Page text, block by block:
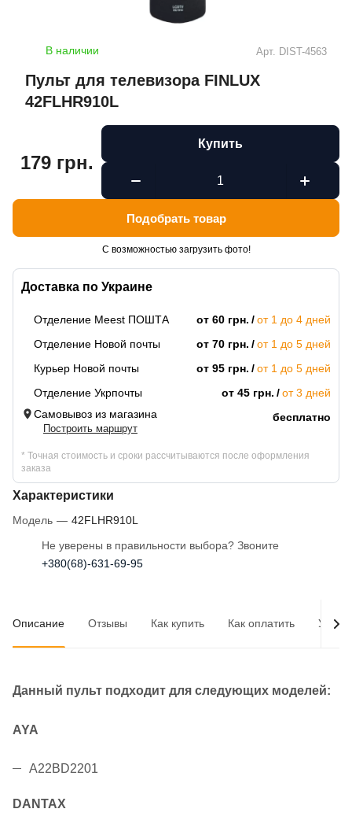
В наличии Арт. DIST-4563
Пульт для телевизора FINLUX
42FLHR910L
Доставка по Украине
Отделение Meest ПОШТА от 60 грн.
от 1 до 4 дней
Отделение Новой почты
от 70 грн.
от 1 до 5 дней
Курьер Новой почты
от 95 грн.
от 1 до 5 дней
Отделение Укрпочты
от 45 грн.
от 3 дней
Самовывоз из магазина
Построить маршрут
бесплатно
* Точная стоимость и сроки рассчитываются после оформления
заказа
Характеристики
Модель — 42FLHR910L
179 грн.
Купить
Подобрать товар
С возможностью загрузить фото!
Не уверены в правильности выбора? Звоните
+380(68)-631-69-95
Описание Отзывы Как купить Как оплатить
Данный пульт подходит для следующих моделей:
AYA
A22BD2201
DANTAX